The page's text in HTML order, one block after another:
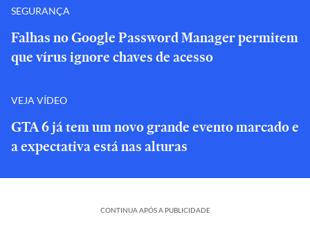
SEGURANÇA
Falhas no Google Password Manager permitem
que vírus ignore chaves de acesso
VEJA VÍDEO
GTA 6 já tem um novo grande evento marcado e
a expectativa está nas alturas
CONTINUA APÓS A PUBLICIDADE